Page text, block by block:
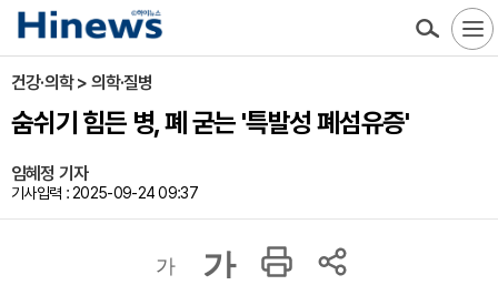
건강·의학 > 의학·질병
숨쉬기 힘든 병, 폐 굳는 '특발성 폐섬유증'
임혜정 기자
기사입력 : 2025-09-24 09:37
가 가